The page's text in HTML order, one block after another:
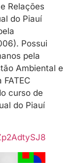
Relações
do Piauí
Possui
pela
Ambiental e
curso de
do Piauí